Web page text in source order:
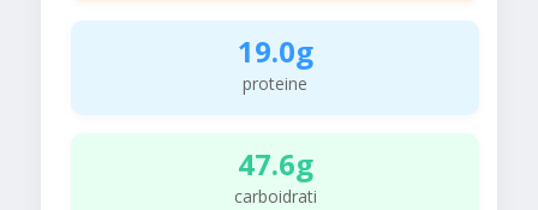
19.0g
proteine
47.6g
carboidrati